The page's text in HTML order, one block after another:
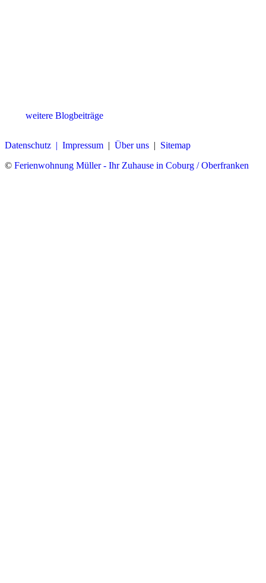
weitere Blogbeiträge
Datenschutz | Impressum | Über uns | Sitemap
© Ferienwohnung Müller - Ihr Zuhause in Coburg / Oberfranken